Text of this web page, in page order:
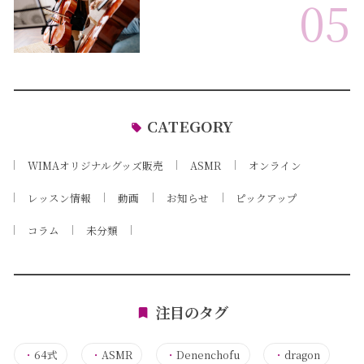
05
CATEGORY
WIMAオリジナルグッズ販売 ASMR オンライン
レッスン情報 動画 お知らせ ピックアップ
コラム 未分類
注目のタグ
・ 64式 ・ ASMR ・Denenchofu ・ dragon